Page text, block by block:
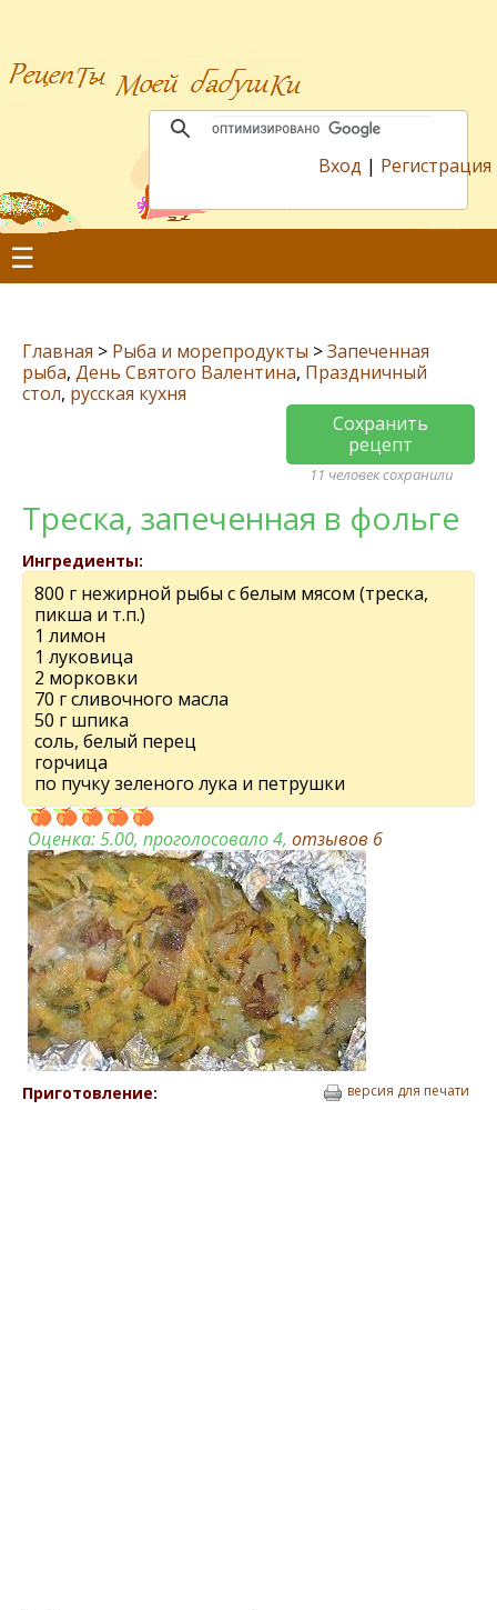
Вход | Регистрация
☰
Главная > Рыба и морепродукты >Запеченная
рыба, День Святого Валентина, Праздничный
стол, русская кухня
Сохранить
рецепт
11 человек сохранили
Треска, запеченная в фольге
Ингредиенты:
800 г нежирной рыбы с белым мясом (треска,
пикша и т.п.)
1 лимон
1 луковица
2 морковки
70 г сливочного масла
50 г шпика
соль, белый перец
горчица
по пучку зеленого лука и петрушки
Оценка:5.00, проголосовало 4, отзывов 6
Приготовление: версия для печати